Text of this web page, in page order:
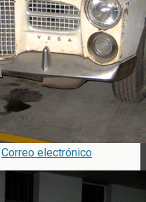
Correo electrónico